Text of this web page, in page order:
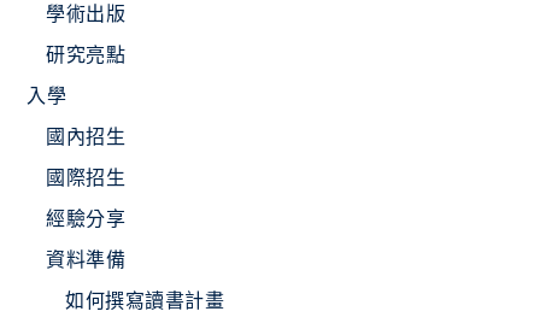
學術出版
研究亮點
入學
國內招生
國際招生
經驗分享
資料準備
如何撰寫讀書計畫